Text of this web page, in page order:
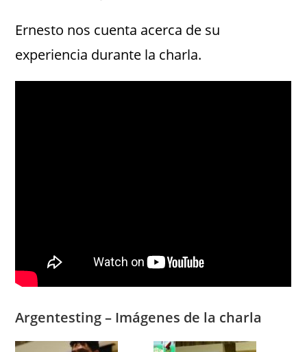
Ernesto nos cuenta acerca de su
experiencia durante la charla.
Argentesting – Imágenes de la charla